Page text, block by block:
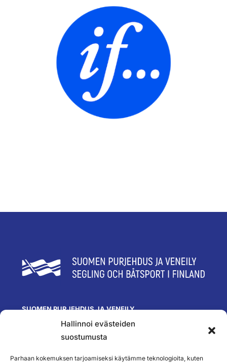
Hallinnoi evästeiden
suostumusta
Parhaan kokemuksen tarjoamiseksi käytämme teknologioita, kuten
SUOMEN PURJEHDUS JA VENEILY
Olympiastadion
Paavo Nurmen tie 1
toimisto@spv.fi